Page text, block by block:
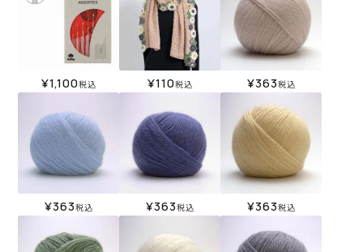
¥1,100税込 ¥110税込 ¥363税込
¥363税込 ¥363税込 ¥363税込